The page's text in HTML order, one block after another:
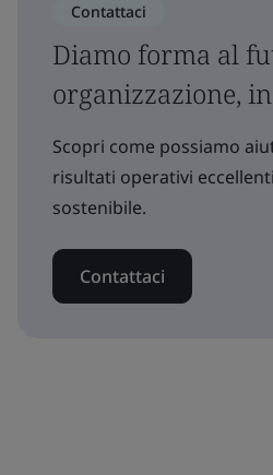
Contattaci
Diamo forma al
organizzazione,
Scopri come possiamo
risultati operativi
sostenibile.
Contattaci